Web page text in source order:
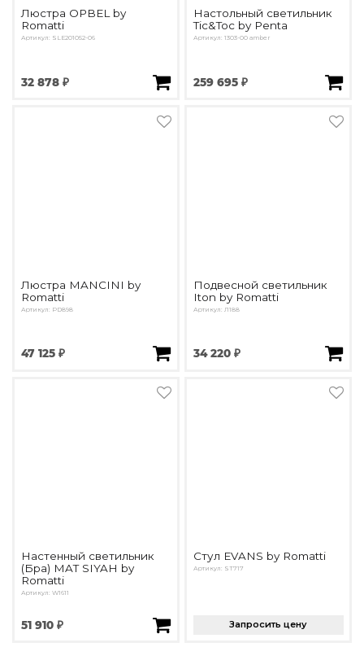
Люстра OPBEL by
Romatti
Артикул: SLE201052-06
32 878 ₽
Настольный светильник
Tic&Toc by Penta
Артикул: 1303-00 amber
259 695 ₽
Люстра MANCINI by
Romatti
Артикул: PD898
47 125 ₽
Подвесной светильник
Iton by Romatti
Артикул: Л188
34 220 ₽
Настенный светильник
(Бра) MAT SIYAH by
Romatti
Артикул: W1611
51 910 ₽
Стул EVANS by Romatti
Артикул: ST717
Запросить цену